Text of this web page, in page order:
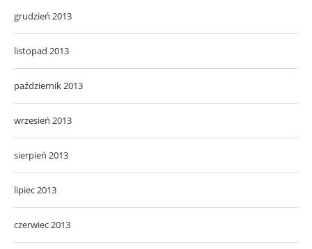
grudzień 2013
listopad 2013
październik 2013
wrzesień 2013
sierpień 2013
lipiec 2013
czerwiec 2013